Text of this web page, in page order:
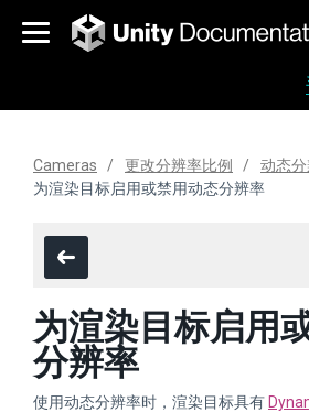
Cameras 更改分辨率比例
动态
为渲染目标启用或禁用动态分辨率
为渲染目标启用
分辨率
使用动态分辨率时，渲染目标具有